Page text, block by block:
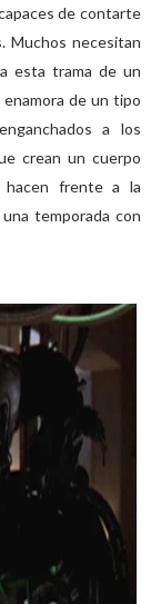
de contarte
Muchos necesitan
esta trama de un
de un tipo
a los
crean un cuerpo
hacen frente a la
temporada con